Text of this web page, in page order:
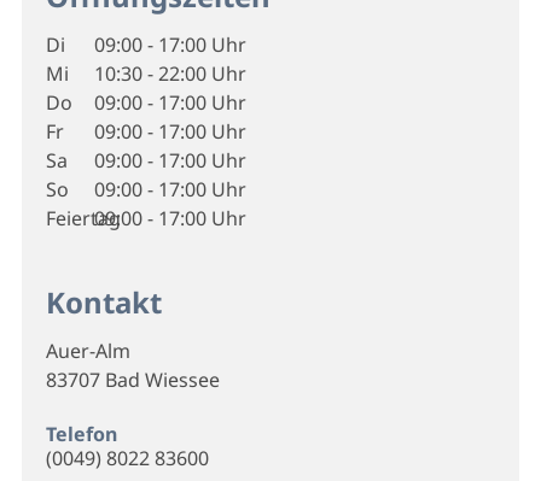
Di
09:00 - 17:00 Uhr
Mi
10:30 - 22:00 Uhr
Do
09:00 - 17:00 Uhr
Fr
09:00 - 17:00 Uhr
Sa
09:00 - 17:00 Uhr
So
09:00 - 17:00 Uhr
Feiertag09:00 - 17:00 Uhr
Kontakt
Auer-Alm
83707 Bad Wiessee
Telefon
(0049) 8022 83600